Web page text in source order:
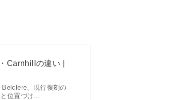
Carnhillの違い |
、現行復刻の
位置づけ…